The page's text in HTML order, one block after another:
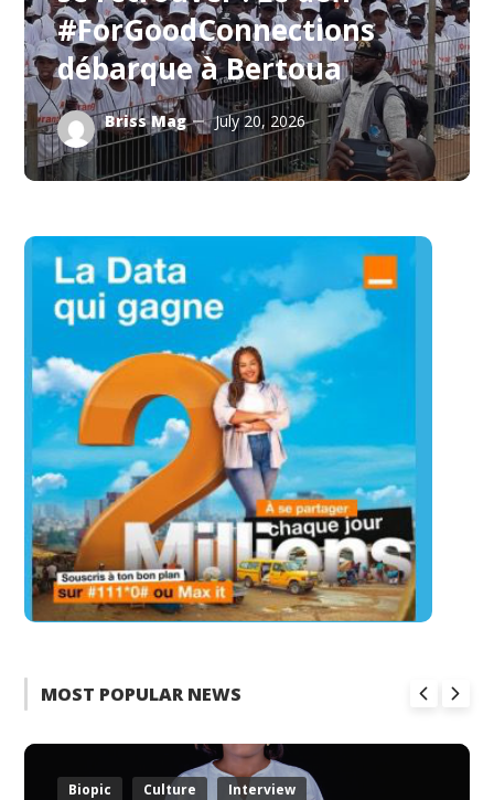
#ForGoodConnections
débarque à Bertoua
Briss Mag July 20, 2026
MOST POPULAR NEWS
Biopic Culture Interview